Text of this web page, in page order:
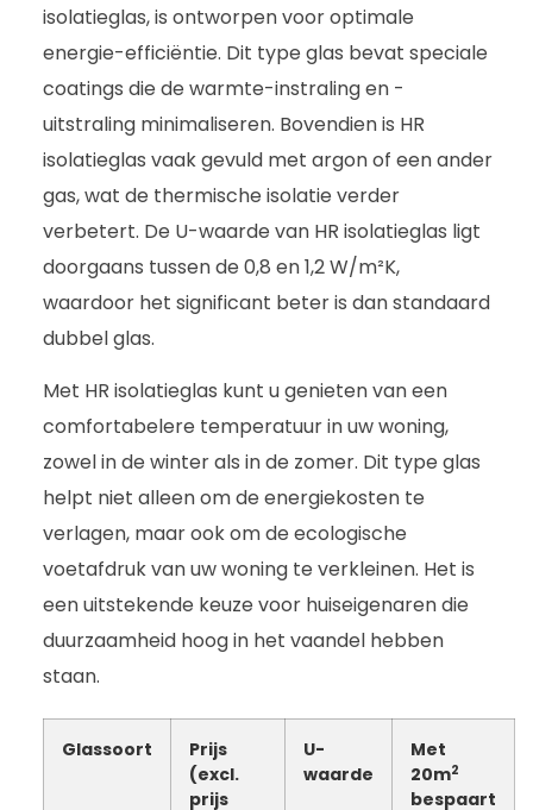
isolatieglas, is ontworpen voor optimale
energie-efficiëntie. Dit type glas bevat speciale
coatings die de warmte-instraling en -
uitstraling minimaliseren. Bovendien is HR
isolatieglas vaak gevuld met argon of een ander
gas, wat de thermische isolatie verder
verbetert. De U-waarde van HR isolatieglas ligt
doorgaans tussen de 0,8 en 1,2 W/m²K,
waardoor het significant beter is dan standaard
dubbel glas.
Met HR isolatieglas kunt u genieten van een
comfortabelere temperatuur in uw woning,
zowel in de winter als in de zomer. Dit type glas
helpt niet alleen om de energiekosten te
verlagen, maar ook om de ecologische
voetafdruk van uw woning te verkleinen. Het is
een uitstekende keuze voor huiseigenaren die
duurzaamheid hoog in het vaandel hebben
staan.
Glassoort
Prijs
(excl.
prijs
U-
waarde
Met
20m2
bespaart